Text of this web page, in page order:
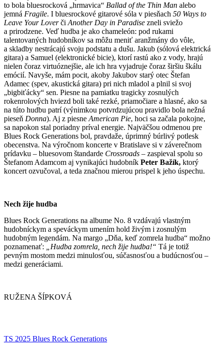
to bola bluesrocková „hrmavica“ Ballad of the Thin Man alebo
jemná Fragile. I bluesrockové gitarové sóla v piesňach 50 Ways to
Leave Your Loverči Another Day in Paradise zneli sviežo
a prirodzene. Veď hudba je ako chameleón: pod rukami
talentovaných hudobníkov sa môžu meniť aranžmány do vôle,
a skladby nestrácajú svoju podstatu a dušu. Jakub (sólová elektrická
gitara) a Samuel (elektronické bicie), ktorí rastú ako z vody, hrajú
nielen čoraz virtuóznejšie, ale ich hra vyjadruje čoraz širšiu škálu
emócií. Navyše, mám pocit, akoby Jakubov starý otec Štefan
Adamec (spev, akustická gitara) pri nich mladol a plnil si svoj
„bigbiťácky“ sen. Piesne na pamiatku tragicky zosnulých
rokenrolových hviezd boli také rezké, priamočiare a hlasné, ako sa
na túto hudbu patrí (výnimkou potvrdzujúcou pravidlo bola nežná
pieseň Donna). Aj z piesne American Pie, hoci sa začala pokojne,
sa napokon stal poriadny príval energie. Najväčšou odmenou pre
Blues Rock Generations bol, pravdaže, úprimný búrlivý potlesk
obecenstva. Na výročnom koncerte v Bratislave si v záverečnom
prídavku – bluesovom štandarde Crossroads – zaspieval spolu so
Štefanom Adamcom aj vynikajúci hudobník Peter Bažík, ktorý
koncert ozvučoval, a teda značnou mierou prispel k jeho úspechu.
Nech žije hudba
Blues Rock Generations na albume No. 8 vzdávajú vlastným
hudobníckym a speváckym umením hold živým i zosnulým
hudobným legendám. Na margo „Dňa, keď zomrela hudba“ možno
poznamenať:
„Hudba zomrela, nech žije hudba!“ Tá je totiž
pevným mostom medzi minulosťou, súčasnosťou a budúcnosťou –
medzi generáciami.
RUŽENA ŠÍPKOVÁ
TS 2025 Blues Rock Generations